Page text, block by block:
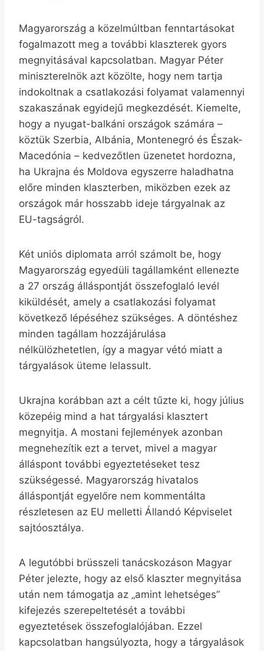
Magyarország a közelmúltban fenntartásokat
fogalmazott meg a további klaszterek gyors
megnyitásával kapcsolatban. Magyar Péter
miniszterelnök azt közölte, hogy nem tartja
indokoltnak a csatlakozási folyamat valamennyi
szakaszának egyidejű megkezdését. Kiemelte,
hogy a nyugat-balkáni országok számára –
köztük Szerbia, Albánia, Montenegró és Észak-
Macedónia – kedvezőtlen üzenetet hordozna,
ha Ukrajna és Moldova egyszerre haladhatna
előre minden klaszterben, miközben ezek az
országok már hosszabb ideje tárgyalnak az
EU-tagságról.
Két uniós diplomata arról számolt be, hogy
Magyarország egyedüli tagállamként ellenezte
a 27 ország álláspontját összefoglaló levél
kiküldését, amely a csatlakozási folyamat
következő lépéséhez szükséges. A döntéshez
minden tagállam hozzájárulása
nélkülözhetetlen, így a magyar vétó miatt a
tárgyalások üteme lelassult.
Ukrajna korábban azt a célt tűzte ki, hogy július
közepéig mind a hat tárgyalási klasztert
megnyitja. A mostani fejlemények azonban
megnehezítik ezt a tervet, mivel a magyar
álláspont további egyeztetéseket tesz
szükségessé. Magyarország hivatalos
álláspontját egyelőre nem kommentálta
részletesen az EU melletti Állandó Képviselet
sajtóosztálya.
A legutóbbi brüsszeli tanácskozáson Magyar
Péter jelezte, hogy az első klaszter megnyitása
után nem támogatja az „amint lehetséges”
kifejezés szerepeltetését a további
egyeztetések összefoglalójában. Ezzel
kapcsolatban hangsúlyozta, hogy a tárgyalások